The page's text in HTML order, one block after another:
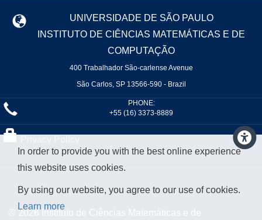
UNIVERSIDADE DE SÃO PAULO
INSTITUTO DE CIÊNCIAS MATEMÁTICAS E DE
COMPUTAÇÃO
400 Trabalhador São-carlense Avenue
São Carlos, SP 13566-590 - Brazil
PHONE:
+55 (16) 3373-8889
© 2026 Instituto de Ciências Matemáticas e de
In order to provide you with the best online experience
this website uses cookies.
By using our website, you agree to our use of cookies.
Learn more